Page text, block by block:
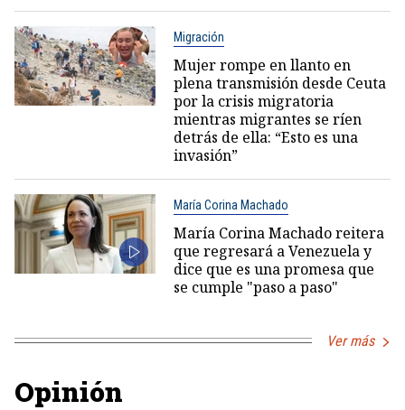
Migración
Mujer rompe en llanto en
plena transmisión desde Ceuta
por la crisis migratoria
mientras migrantes se ríen
detrás de ella: “Esto es una
invasión”
María Corina Machado
María Corina Machado reitera
que regresará a Venezuela y
dice que es una promesa que
se cumple "paso a paso"
Ver más
Opinión